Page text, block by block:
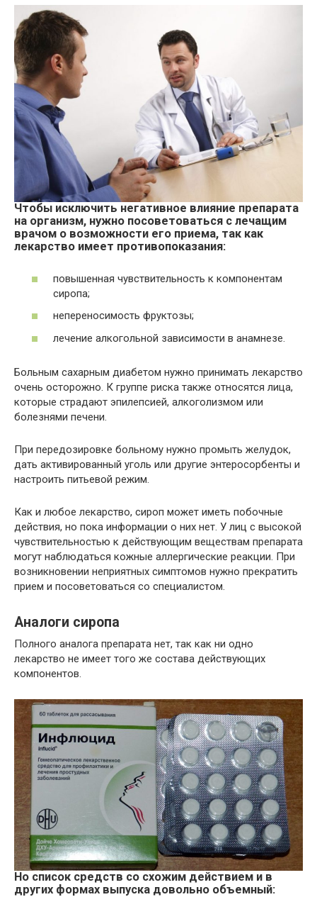
Чтобы исключить негативное влияние препарата
на организм, нужно посоветоваться с лечащим
врачом о возможности его приема, так как
лекарство имеет противопоказания:
повышенная чувствительность к компонентам
сиропа;
непереносимость фруктозы;
лечение алкогольной зависимости в анамнезе.
Больным сахарным диабетом нужно принимать лекарство
очень осторожно. К группе риска также относятся лица,
которые страдают эпилепсией, алкоголизмом или
болезнями печени.
При передозировке больному нужно промыть желудок,
дать активированный уголь или другие энтеросорбенты и
настроить питьевой режим.
Как и любое лекарство, сироп может иметь побочные
действия, но пока информации о них нет. У лиц с высокой
чувствительностью к действующим веществам препарата
могут наблюдаться кожные аллергические реакции. При
возникновении неприятных симптомов нужно прекратить
прием и посоветоваться со специалистом.
Аналоги сиропа
Полного аналога препарата нет, так как ни одно
лекарство не имеет того же состава действующих
компонентов.
Но список средств со схожим действием и в
других формах выпуска довольно объемный: